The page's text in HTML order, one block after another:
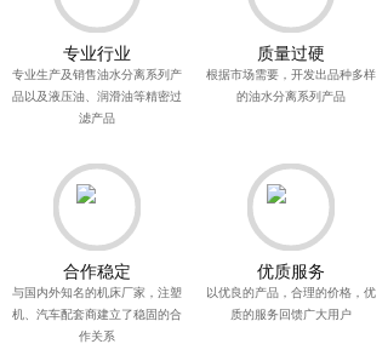
专业行业
专业生产及销售油水分离系列产
品以及液压油、润滑油等精密过
滤产品
优质服务
以优良的产品，合理的价格，优
质的服务回馈广大用户
合作稳定
与国内外知名的机床厂家，注塑
机、汽车配套商建立了稳固的合
作关系
质量过硬
根据市场需要，开发出品种多样
的油水分离系列产品